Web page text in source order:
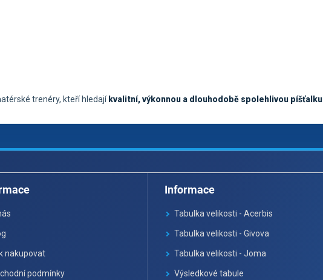
trenéry, kteří hledají kvalitní, výkonnou a dlouhodobě spolehlivou píšťalku
nakupovat
podmínky
Informace
Tabulka velikosti - Acerbis
Tabulka velikosti - Givova
Tabulka velikosti - Joma
Výsledkové tabule